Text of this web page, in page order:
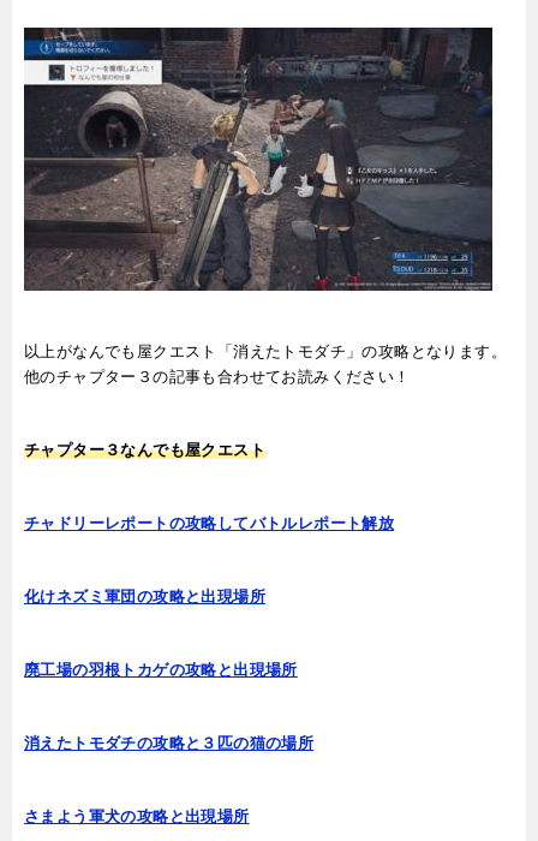
以上がなんでも屋クエスト「消えたトモダチ」の攻略となります。
他のチャプター３の記事も合わせてお読みください！
チャプター３なんでも屋クエスト
チャドリーレポートの攻略してバトルレポート解放
化けネズミ軍団の攻略と出現場所
廃工場の羽根トカゲの攻略と出現場所
消えたトモダチの攻略と３匹の猫の場所
さまよう軍犬の攻略と出現場所